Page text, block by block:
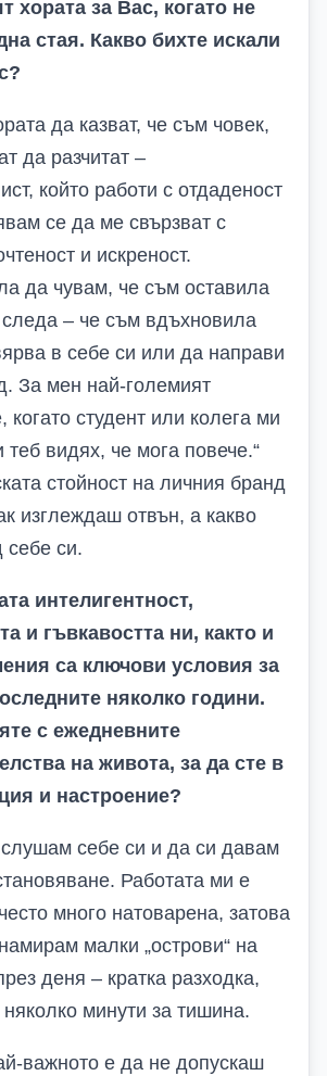
хората за Вас, когато не
стая. Какво бихте искали
да казват, че съм човек,
да разчитат –
който работи с отдаденост
се да ме свързват с
и искреност.
да чувам, че съм оставила
– че съм вдъхновила
в себе си или да направи
За мен най-големият
когато студент или колега ми
теб видях, че мога повече.“
стойност на личния бранд
изглеждаш отвън, а какво
себе си.
интелигентност,
и гъвкавостта ни, както и
са ключови условия за
няколко години.
с ежедневните
на живота, за да сте в
и настроение?
себе си и да си давам
Работата ми е
много натоварена, затова
малки „острови“ на
деня – кратка разходка,
минути за тишина.
важното е да не допускаш